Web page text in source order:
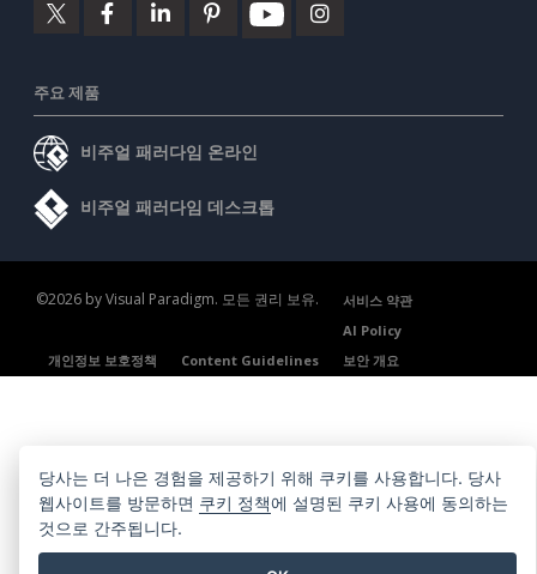
주요 제품
비주얼 패러다임 온라인
비주얼 패러다임 데스크톱
©2026 by Visual Paradigm. 모든 권리 보유.
서비스 약관
AI Policy
개인정보 보호정책
Content Guidelines 보안 개요
당사는 더 나은 경험을 제공하기 위해 쿠키를 사용합니다. 당사
웹사이트를 방문하면 쿠키 정책에 설명된 쿠키 사용에 동의하는
것으로 간주됩니다.